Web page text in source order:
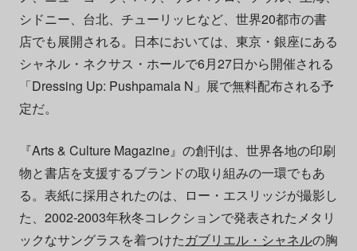
シドニー、台北、チューリッヒなど、世界20都市の書
店でも展開される。日本においては、東京・銀座にある
シャネル・ネクサス・ホールで6月27日から開催される
「Dressing Up: Pushpamala N」展で無料配布される予
定だ。
『Arts & Culture Magazine』の創刊は、世界各地の印刷
物と書店を支援するブランドの取り組みの一環でもあ
る。表紙に採用されたのは、ロー・エスリッジが撮影し
た、2002-2003年秋冬コレクションで発表されたメタリ
ックなサングラスを着つけたガブリエル・シャネルの胸